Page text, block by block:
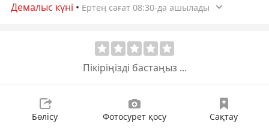
Демалыс күні • Ертең сағат 08:30-да ашылады
Пікіріңізді бастаңыз ...
Бөлісу Фотосурет қосу Сақтау